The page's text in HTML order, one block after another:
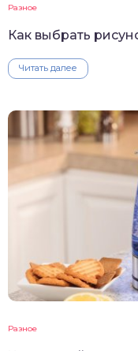
Разное
Как выбрать
Читать далее
Разное